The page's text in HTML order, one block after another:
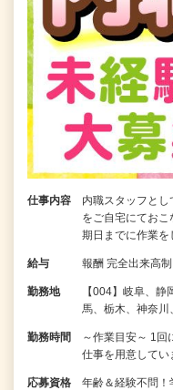
仕事内容
内職スタッフと
をご自宅にておこ
期日までに作業を
給与 報酬 完全出来高制
勤務地
【004】岐阜、
馬、栃木、神奈
勤務時間
～作業目安～ 1回
仕事を用意してい
応募資格 年齢＆経験不問！